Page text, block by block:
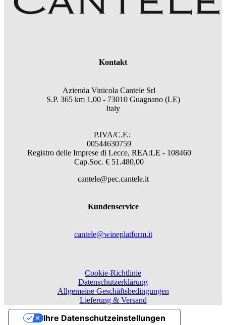
Kontakt
Azienda Vinicola Cantele Srl
S.P. 365 km 1,00 - 73010 Guagnano (LE)
Italy
P.IVA/C.F.:
00544630759
Registro delle Imprese di Lecce, REA:LE - 108460
Cap.Soc. € 51.480,00
cantele@pec.cantele.it
Kundenservice
cantele@wineplatform.it
Cookie-Richtlinie
Datenschutzerklärung
Allgemeine Geschäftsbedingungen
Lieferung & Versand
Ihre Datenschutzeinstellungen